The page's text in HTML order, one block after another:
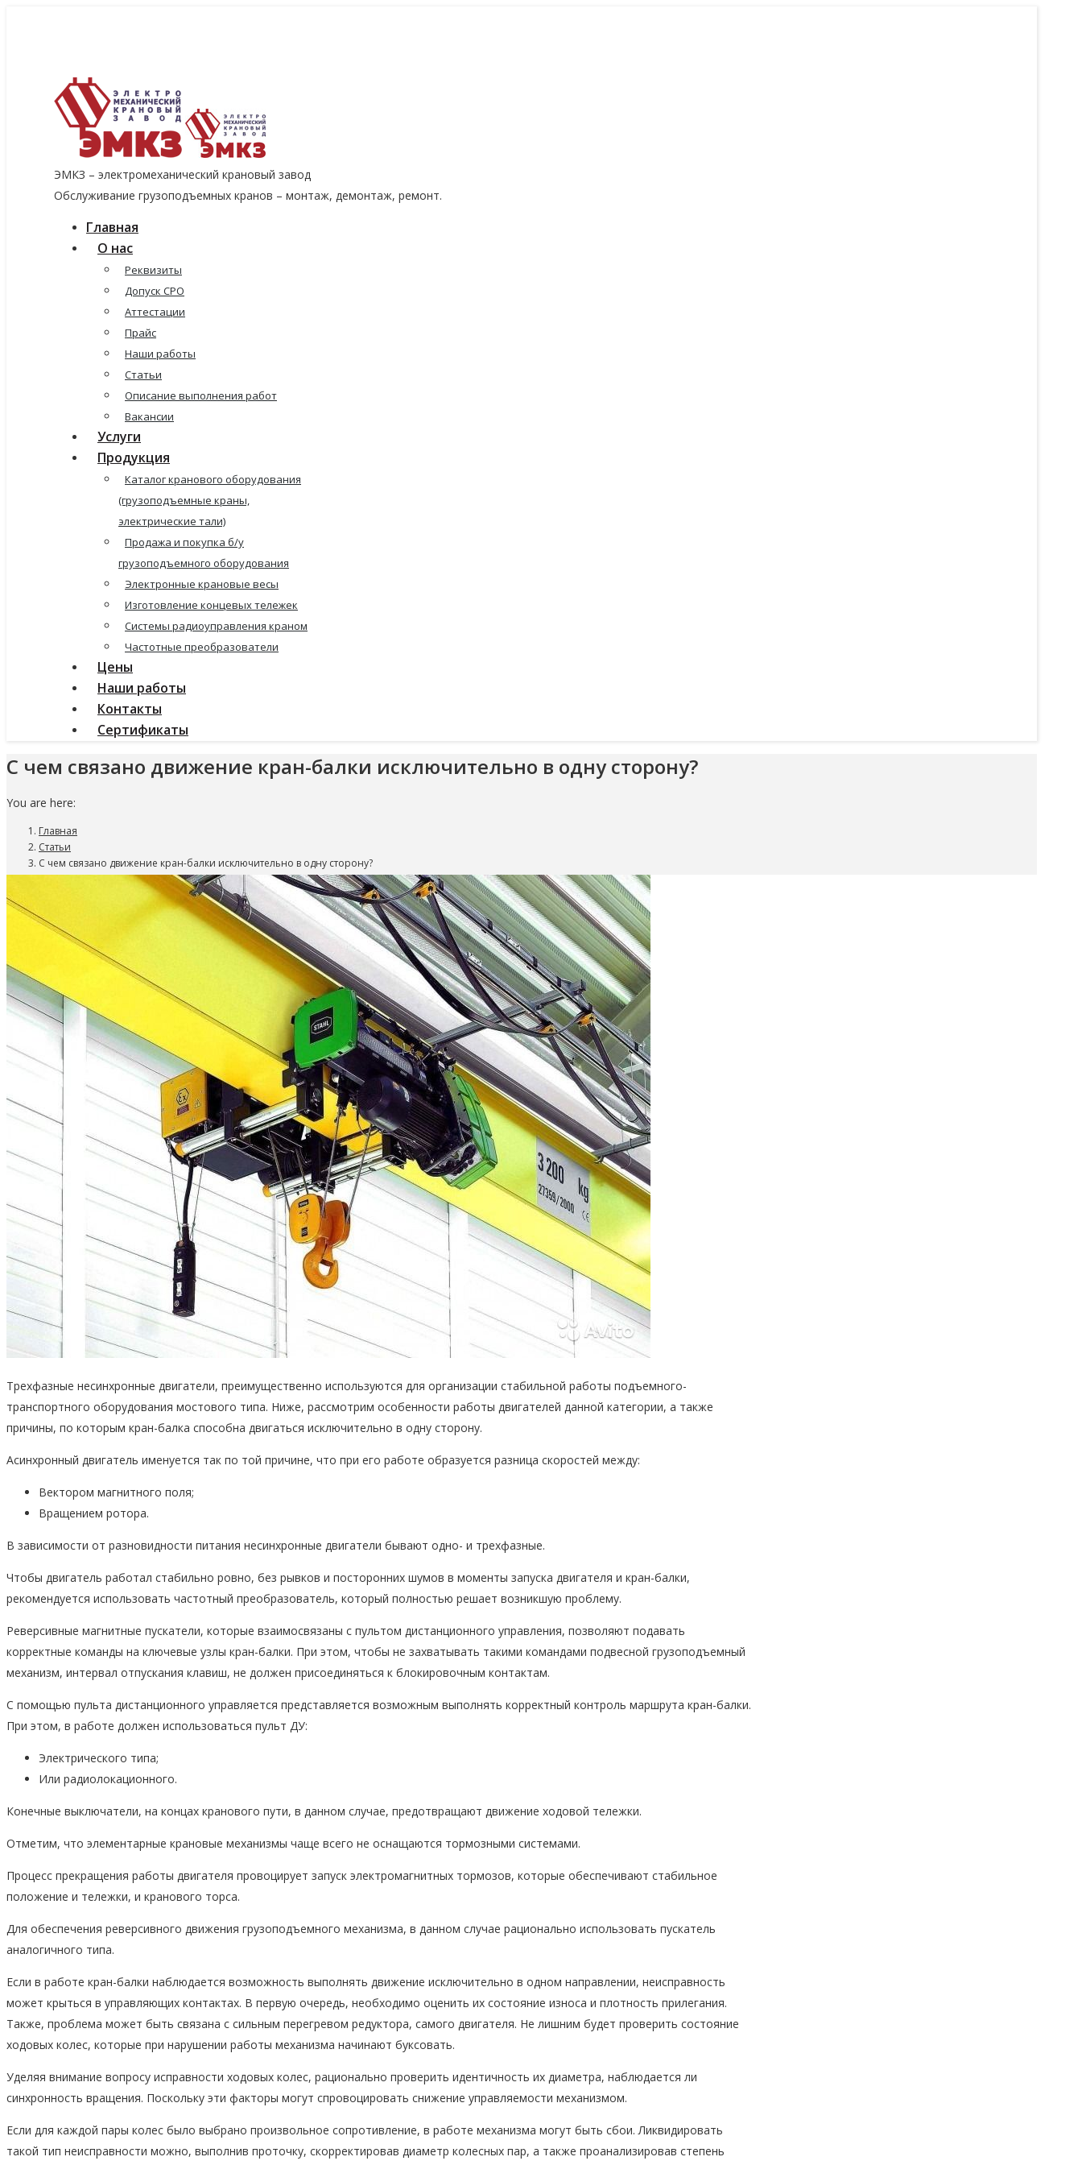
ЭМКЗ – электромеханический крановый завод
Обслуживание грузоподъемных кранов – монтаж, демонтаж, ремонт.
Главная
О нас
Реквизиты
Допуск СРО
Аттестации
Прайс
Наши работы
Статьи
Описание выполнения работ
Вакансии
Услуги
Продукция
Каталог кранового оборудования
(грузоподъемные краны,
электрические тали)
Продажа и покупка б/у
грузоподъемного оборудования
Электронные крановые весы
Изготовление концевых тележек
Системы радиоуправления краном
Частотные преобразователи
Цены
Наши работы
Контакты
Сертификаты
С чем связано движение кран-балки исключительно в одну сторону?
You are here:
Главная
Статьи
С чем связано движение кран-балки исключительно в одну сторону?
Трехфазные несинхронные двигатели, преимущественно используются для организации стабильной работы подъемного-
транспортного оборудования мостового типа. Ниже, рассмотрим особенности работы двигателей данной категории, а также
причины, по которым кран-балка способна двигаться исключительно в одну сторону.
Асинхронный двигатель именуется так по той причине, что при его работе образуется разница скоростей между:
Вектором магнитного поля;
Вращением ротора.
В зависимости от разновидности питания несинхронные двигатели бывают одно- и трехфазные.
Чтобы двигатель работал стабильно ровно, без рывков и посторонних шумов в моменты запуска двигателя и кран-балки,
рекомендуется использовать частотный преобразователь, который полностью решает возникшую проблему.
Реверсивные магнитные пускатели, которые взаимосвязаны с пультом дистанционного управления, позволяют подавать
корректные команды на ключевые узлы кран-балки. При этом, чтобы не захватывать такими командами подвесной грузоподъемный
механизм, интервал отпускания клавиш, не должен присоединяться к блокировочным контактам.
С помощью пульта дистанционного управляется представляется возможным выполнять корректный контроль маршрута кран-балки.
При этом, в работе должен использоваться пульт ДУ:
Электрического типа;
Или радиолокационного.
Конечные выключатели, на концах кранового пути, в данном случае, предотвращают движение ходовой тележки.
Отметим, что элементарные крановые механизмы чаще всего не оснащаются тормозными системами.
Процесс прекращения работы двигателя провоцирует запуск электромагнитных тормозов, которые обеспечивают стабильное
положение и тележки, и кранового торса.
Для обеспечения реверсивного движения грузоподъемного механизма, в данном случае рационально использовать пускатель
аналогичного типа.
Если в работе кран-балки наблюдается возможность выполнять движение исключительно в одном направлении, неисправность
может крыться в управляющих контактах. В первую очередь, необходимо оценить их состояние износа и плотность прилегания.
Также, проблема может быть связана с сильным перегревом редуктора, самого двигателя. Не лишним будет проверить состояние
ходовых колес, которые при нарушении работы механизма начинают буксовать.
Уделяя внимание вопросу исправности ходовых колес, рационально проверить идентичность их диаметра, наблюдается ли
синхронность вращения. Поскольку эти факторы могут спровоцировать снижение управляемости механизмом.
Если для каждой пары колес было выбрано произвольное сопротивление, в работе механизма могут быть сбои. Ликвидировать
такой тип неисправности можно, выполнив проточку, скорректировав диаметр колесных пар, а также проанализировав степень